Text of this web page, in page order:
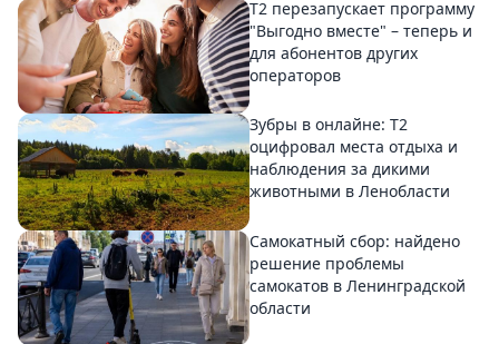
Т2 перезапускает программу
"Выгодно вместе" – теперь и
для абонентов других
операторов
Зубры в онлайне: Т2
оцифровал места отдыха и
наблюдения за дикими
животными в Ленобласти
Самокатный сбор: найдено
решение проблемы
самокатов в Ленинградской
области